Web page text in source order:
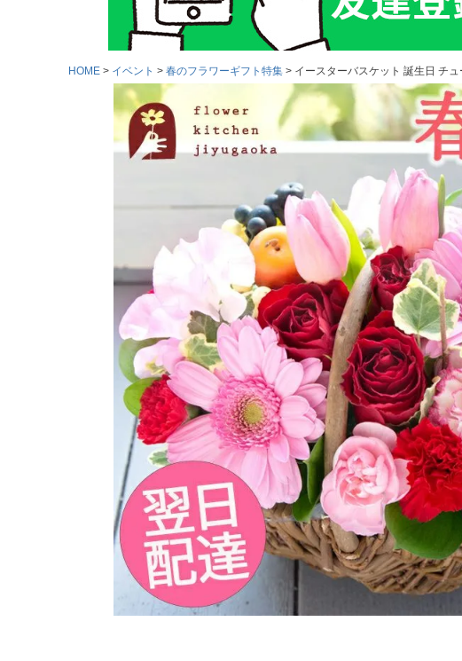
HOME イベント 春のフラワーギフト特集 イースターバスケット 誕生日 チ